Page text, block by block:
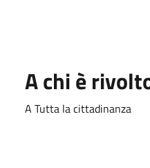
A chi è
A Tutta la cittadinanza